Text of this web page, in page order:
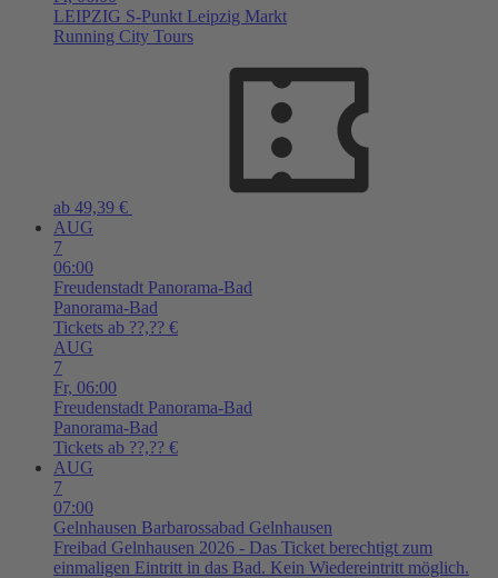
LEIPZIG S-Punkt Leipzig Markt
Running City Tours
ab 49,39 €
AUG
7
06:00
Freudenstadt Panorama-Bad
Panorama-Bad
Tickets ab ??,?? €
AUG
7
Fr, 06:00
Freudenstadt Panorama-Bad
Panorama-Bad
Tickets ab ??,?? €
AUG
7
07:00
Gelnhausen Barbarossabad Gelnhausen
Freibad Gelnhausen 2026 - Das Ticket berechtigt zum
einmaligen Eintritt in das Bad. Kein Wiedereintritt möglich.